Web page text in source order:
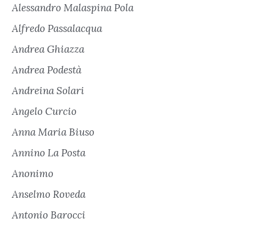
Alessandro Malaspina Pola
Alfredo Passalacqua
Andrea Ghiazza
Andrea Podestà
Andreina Solari
Angelo Curcio
Anna Maria Biuso
Annino La Posta
Anonimo
Anselmo Roveda
Antonio Barocci